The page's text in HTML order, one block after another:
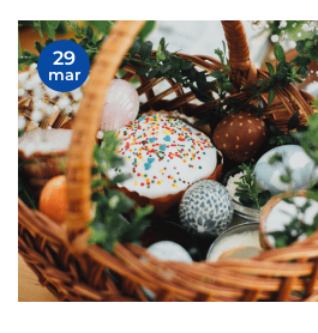
29
mar